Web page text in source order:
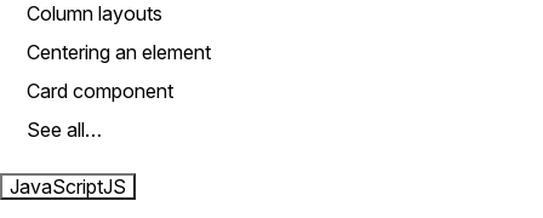
Column layouts
Centering an element
Card component
See all…
JavaScriptJS